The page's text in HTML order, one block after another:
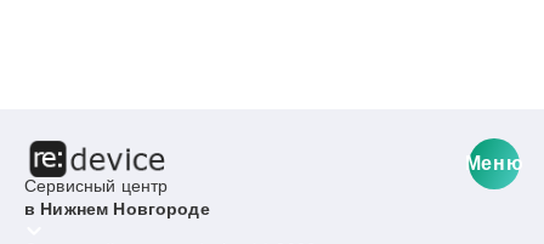
Сервисный центр
в Нижнем Новгороде
Меню